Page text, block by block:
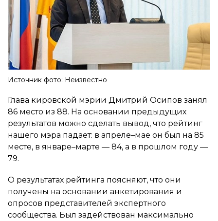
Источник фото: Неизвестно
Глава кировской мэрии Дмитрий Осипов занял
86 место из 88. На основании предыдущих
результатов можно сделать вывод, что рейтинг
нашего мэра падает: в апреле–мае он был на 85
месте, в январе–марте — 84, а в прошлом году —
79.
О результатах рейтинга поясняют, что они
получены на основании анкетирования и
опросов представителей экспертного
сообщества. Был задействован максимально